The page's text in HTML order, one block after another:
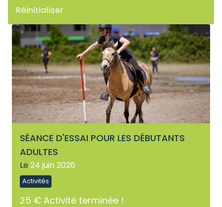
Réinitialiser
SÉANCE D'ESSAI POUR LES DÉBUTANTS
ADULTES
Le 24 juin 2026
Activités
25 € Activité terminée !